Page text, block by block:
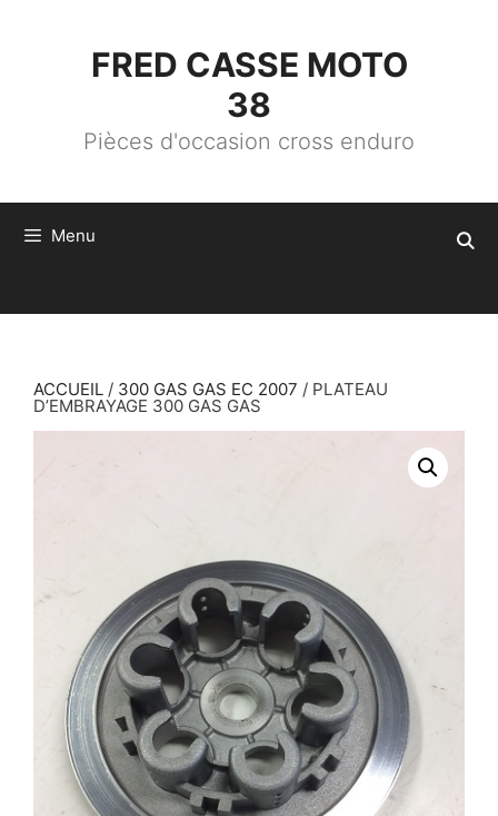
FRED CASSE MOTO
38
Pièces d'occasion cross enduro
Menu
ACCUEIL / 300 GAS GAS EC 2007 / PLATEAU
D’EMBRAYAGE 300 GAS GAS